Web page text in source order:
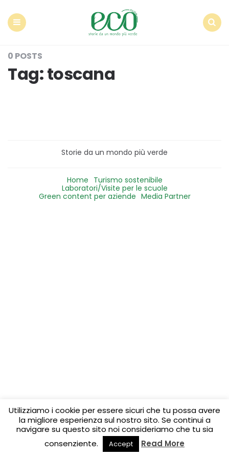
0 POSTS
Tag:toscana
Storie da un mondo più verde
Home Turismo sostenibile
Laboratori/Visite per le scuole
Green content per aziende Media Partner
Utilizziamo i cookie per essere sicuri che tu possa avere
la migliore esperienza sul nostro sito. Se continui a
navigare su questo sito noi consideriamo che tu sia
consenziente.
Accept Read More